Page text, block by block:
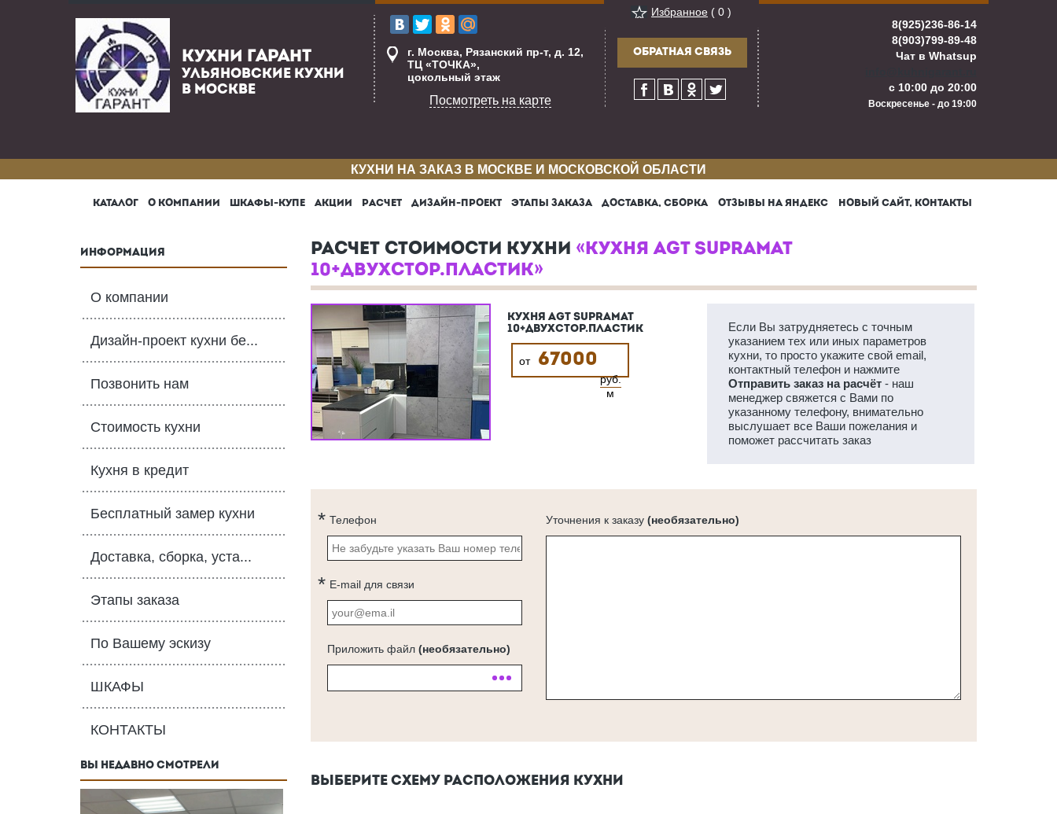
КУХНИ ГАРАНТ
УЛЬЯНОВСКИЕ КУХНИ
В МОСКВЕ
г. Москва, Рязанский пр-т, д. 12,
ТЦ «ТОЧКА»,
цокольный этаж
Посмотреть на карте
Избранное ( 0 )
ОБРАТНАЯ СВЯЗЬ
8(925)236-86-14
8(903)799-89-48
Чат в Whatsup
с 10:00 до 20:00
Воскресенье - до 19:00
КУХНИ НА ЗАКАЗ В МОСКВЕ И МОСКОВСКОЙ ОБЛАСТИ
КАТАЛОГ О КОМПАНИИ ШКАФЫ-КУПЕ АКЦИИ РАСЧЕТ ДИЗАЙН-ПРОЕКТ ЭТАПЫ ЗАКАЗА ДОСТАВКА, СБОРКА ОТЗЫВЫ НА ЯНДЕКС НОВЫЙ САЙТ, КОНТАКТЫ
ИНФОРМАЦИЯ
О компании
Дизайн-проект кухни бе...
Позвонить нам
Стоимость кухни
Кухня в кредит
Бесплатный замер кухни
Доставка, сборка, уста...
Этапы заказа
По Вашему эскизу
ШКАФЫ
КОНТАКТЫ
ВЫ НЕДАВНО СМОТРЕЛИ
РАСЧЕТ СТОИМОСТИ КУХНИ «КУХНЯ AGT SUPRAMAT
10+ДВУХСТОР.ПЛАСТИК»
КУХНЯ AGT SUPRAMAT
10+ДВУХСТОР.ПЛАСТИК
от 67000
руб.
м
Если Вы затрудняетесь с точным
указанием тех или иных параметров
кухни, то просто укажите свой email,
контактный телефон и нажмите
Отправить заказ на расчёт- наш
менеджер свяжется с Вами по
указанному телефону, внимательно
выслушает все Ваши пожелания и
поможет рассчитать заказ
Телефон
E-mail для связи
Приложить файл (необязательно)
Уточнения к заказу(необязательно)
ВЫБЕРИТЕ СХЕМУ РАСПОЛОЖЕНИЯ КУХНИ